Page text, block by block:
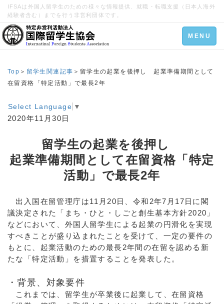
IFSAは外国人留学生のための様々な情報提供、就職・転職支援（日本人海外
経験者含む）までを行う非営利団体です。
Toggle
navigation
MENU
Top ＞ 留学生関連記事 ＞留学生の起業を後押し 起業準備期間として
在留資格「特定活動」で最長2年
Select Language ▼
2020年11月30日
留学生の起業を後押し
起業準備期間として在留資格「特定
活動」で最長2年
出入国在留管理庁は11月20日、令和2年7月17日に閣
議決定された「まち・ひと・しごと創生基本方針2020」
などにおいて、外国人留学生による起業の円滑化を実現
すべきことが盛り込まれたことを受けて、一定の要件の
もとに、起業活動のための最長2年間の在留を認める新
たな「特定活動」を措置することを発表した。
・背景、対象要件
これまでは、留学生が卒業後に起業して、在留資格